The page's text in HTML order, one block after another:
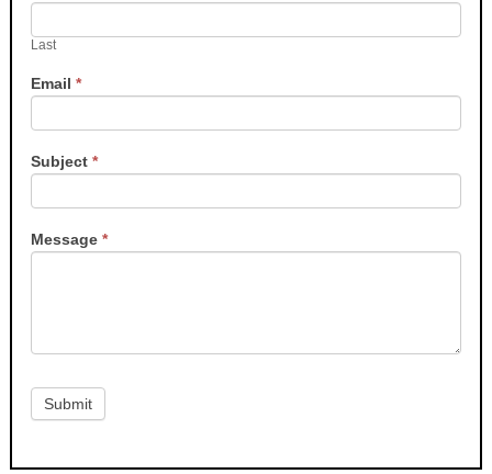
Last
Email*
Subject*
Message*
Submit